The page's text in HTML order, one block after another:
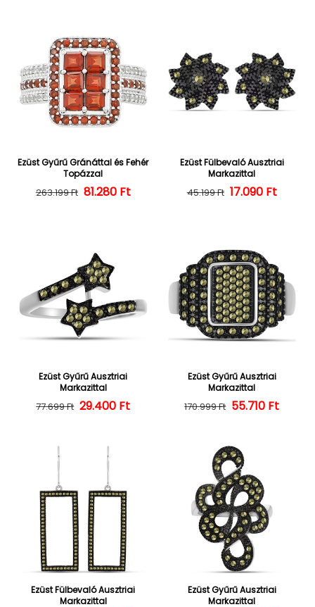
Ezüst Gyűrű Gránáttal és Fehér
Topázzal
Normál ár
263.199 Ft Kedvezményes ár
81.280 Ft
Ezüst Fülbevaló Ausztriai
Markazittal
Normál ár
45.199 Ft 17.090 Ft
Ezüst Gyűrű Ausztriai
Markazittal
Normál ár
77.699 Ft Kedvezményes ár
29.400 Ft
Ezüst Gyűrű Ausztriai
Markazittal
Normál ár
170.999 Ft 55.710 Ft
Ezüst Fülbevaló Ausztriai
Markazittal
Ezüst Gyűrű Ausztriai
Markazittal